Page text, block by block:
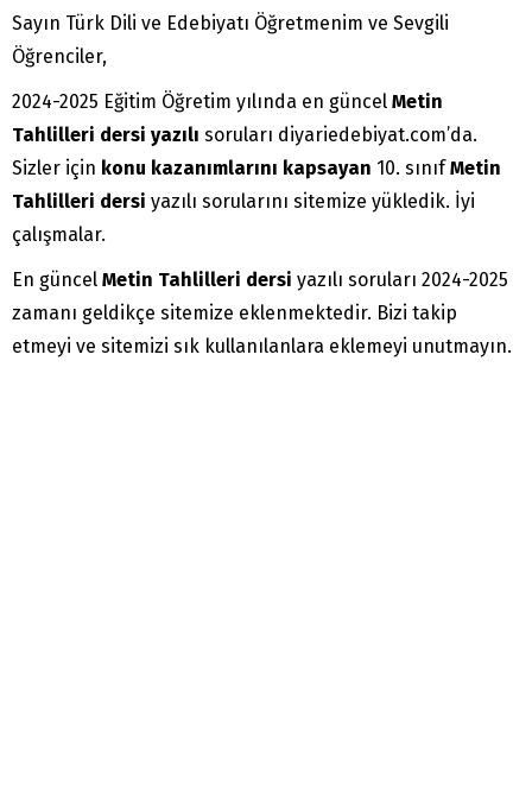
Sayın Türk Dili ve Edebiyatı Öğretmenim ve Sevgili
Öğrenciler,
2024-2025 Eğitim Öğretim yılında en güncel Metin
Tahlilleri dersi yazılı soruları diyariedebiyat.com’da.
Sizler için konu kazanımlarını kapsayan 10. sınıfMetin
Tahlilleri dersi yazılı sorularını sitemize yükledik. İyi
çalışmalar.
En güncel Metin Tahlilleri dersi yazılı soruları 2024-2025
zamanı geldikçe sitemize eklenmektedir. Bizi takip
etmeyi ve sitemizi sık kullanılanlara eklemeyi unutmayın.